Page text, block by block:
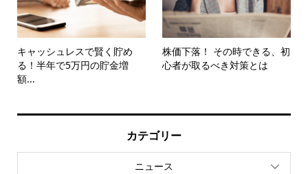
キャッシュレスで賢く貯め
る！半年で5万円の貯金増
額...
株価下落！ その時できる、初
心者が取るべき対策とは
カテゴリー
ニュース